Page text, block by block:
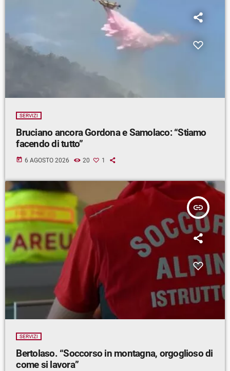
SERVIZI
Bruciano ancora Gordona e Samolaco: “Stiamo
facendo di tutto”
today 6 AGOSTO 2026 20 1
insert_link
SERVIZI
Bertolaso. “Soccorso in montagna, orgoglioso di
come si lavora”